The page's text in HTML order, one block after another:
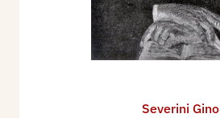
Severini Gino